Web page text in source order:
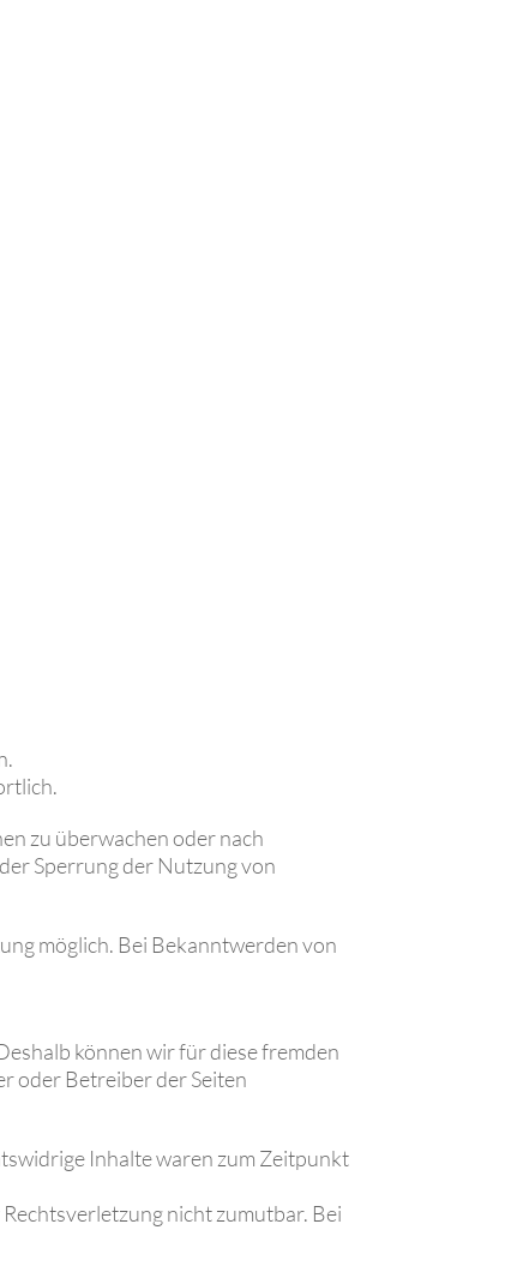
zu überwachen oder nach
Sperrung der Nutzung von
möglich. Bei Bekanntwerden von
können wir für diese fremden
oder Betreiber der Seiten
Inhalte waren zum Zeitpunkt
nicht zumutbar. Bei